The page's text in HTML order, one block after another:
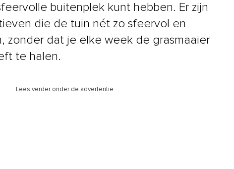
buitenplek kunt hebben. Er zijn
die de tuin nét zo sfeervol en
zonder dat je elke week de grasmaaier
te halen.
Lees verder onder de advertentie